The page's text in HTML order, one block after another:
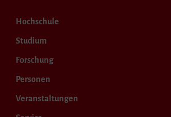
Hochschule
Studium
Forschung
Personen
Veranstaltungen